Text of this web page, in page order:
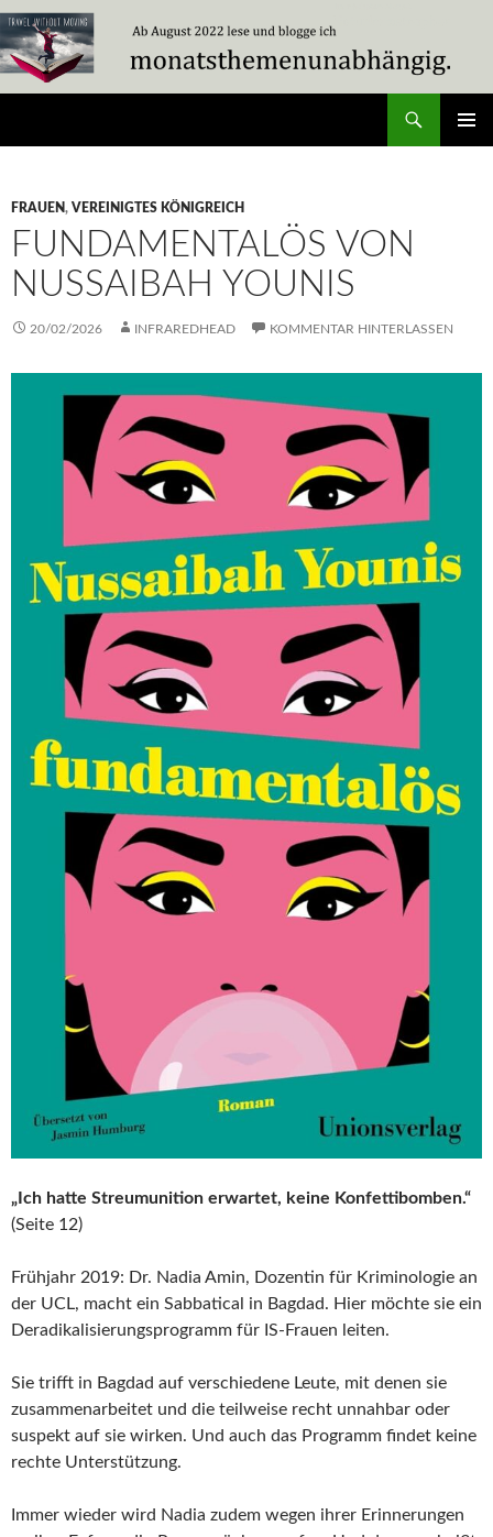
Zum
Inhalt
springen
FRAUEN, VEREINIGTES KÖNIGREICH
FUNDAMENTALÖS VON
NUSSAIBAH YOUNIS
20/02/2026 INFRAREDHEAD KOMMENTAR HINTERLASSEN
„Ich hatte Streumunition erwartet, keine Konfettibomben.“
(Seite 12)
Frühjahr 2019: Dr. Nadia Amin, Dozentin für Kriminologie an
der UCL, macht ein Sabbatical in Bagdad. Hier möchte sie ein
Deradikalisierungsprogramm für IS‑Frauen leiten.
Sie trifft in Bagdad auf verschiedene Leute, mit denen sie
zusammenarbeitet und die teilweise recht unnahbar oder
suspekt auf sie wirken. Und auch das Programm findet keine
rechte Unterstützung.
Immer wieder wird Nadia zudem wegen ihrer Erinnerungen